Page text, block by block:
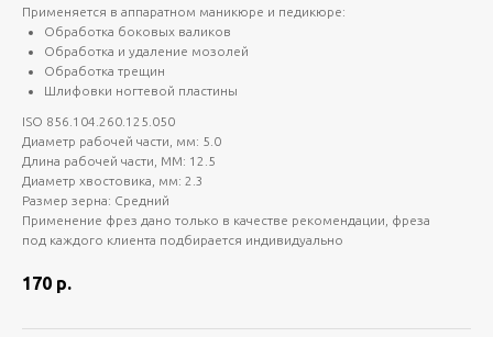
Применяется в аппаратном маникюре и педикюре:
Обработка боковых валиков
Обработка и удаление мозолей
Обработка трещин
Шлифовки ногтевой пластины
ISO 856.104.260.125.050
Диаметр рабочей части, мм: 5.0
Длина рабочей части, ММ: 12.5
Диаметр хвостовика, мм: 2.3
Размер зерна: Средний
Применение фрез дано только в качестве рекомендации, фреза
под каждого клиента подбирается индивидуально
170 р.